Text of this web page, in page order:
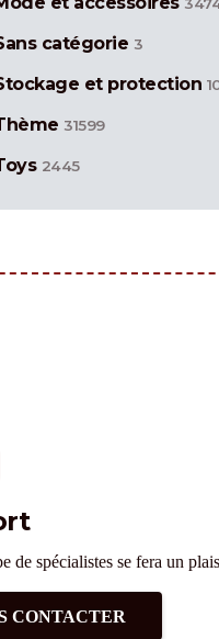
catégorie 3
et protection
31599
2445
de spécialistes se fera un
CONTACTER